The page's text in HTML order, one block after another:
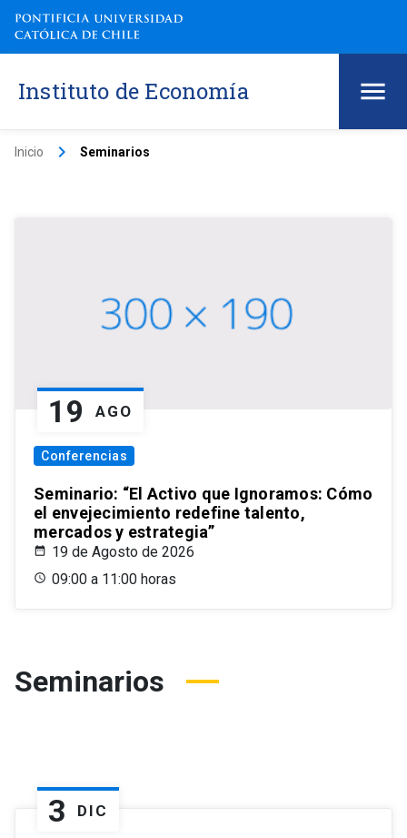
Instituto de Economía
Inicio keyboard_arrow_right Seminarios
19 AGO
Conferencias
Seminario: “El Activo que Ignoramos: Cómo
el envejecimiento redefine talento,
mercados y estrategia”
19 de Agosto de 2026
09:00 a 11:00 horas
Seminarios
3 DIC